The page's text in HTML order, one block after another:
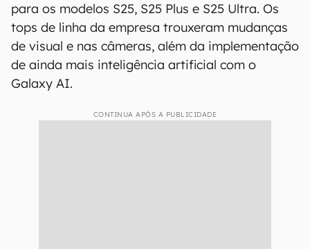
para os modelos S25, S25 Plus e S25 Ultra. Os
tops de linha da empresa trouxeram mudanças
de visual e nas câmeras, além da implementação
de ainda mais inteligência artificial com o
Galaxy AI.
CONTINUA APÓS A PUBLICIDADE